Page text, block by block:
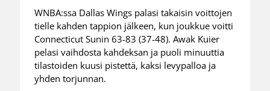
WNBA:ssa Dallas Wings palasi takaisin voittojen
tielle kahden tappion jälkeen, kun joukkue voitti
Connecticut Sunin 63-83 (37-48). Awak Kuier
pelasi vaihdosta kahdeksan ja puoli minuuttia
tilastoiden kuusi pistettä, kaksi levypalloa ja
yhden torjunnan.